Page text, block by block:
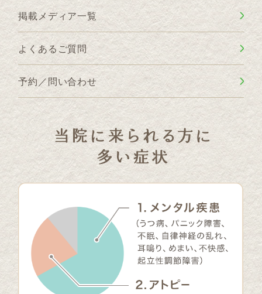
掲載メディア一覧
よくあるご質問
予約／問い合わせ